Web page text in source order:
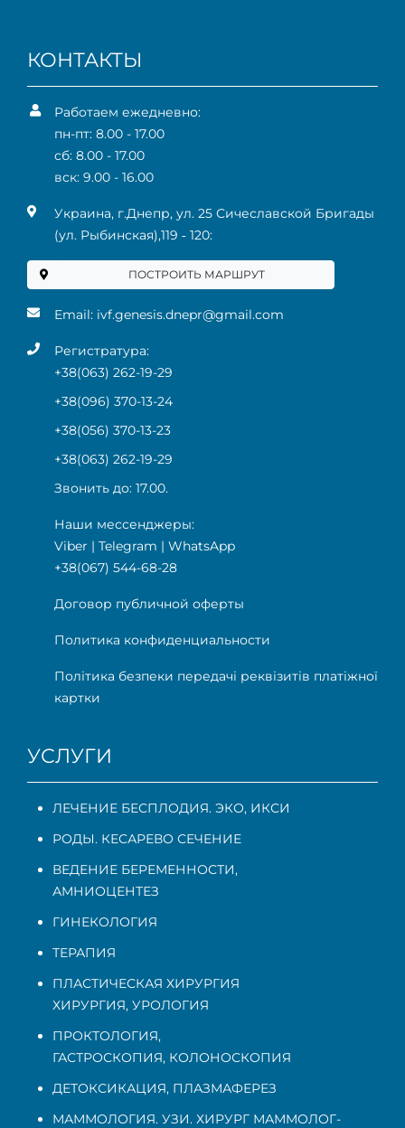
КОНТАКТЫ
Работаем ежедневно:
пн-пт: 8.00 - 17.00
сб: 8.00 - 17.00
вск: 9.00 - 16.00
Украина, г.Днепр, ул. 25 Сичеславской Бригады
(ул. Рыбинская),119 ‑ 120:
ПОСТРОИТЬ МАРШРУТ
Email: ivf.genesis.dnepr@gmail.com
Регистратура:
+38(063) 262-19-29
+38(096) 370-13-24
+38(056) 370-13-23
+38(063) 262-19-29
Звонить до: 17.00.
Наши мессенджеры:
Viber | Telegram | WhatsApp
+38(067) 544-68-28
Договор публичной оферты
Политика конфиденциальности
Політика безпеки передачі реквізитів платіжної
картки
УСЛУГИ
ЛЕЧЕНИЕ БЕСПЛОДИЯ. ЭКО, ИКСИ
РОДЫ. КЕСАРЕВО СЕЧЕНИЕ
ВЕДЕНИЕ БЕРЕМЕННОСТИ,
АМНИОЦЕНТЕЗ
ГИНЕКОЛОГИЯ
ТЕРАПИЯ
ПЛАСТИЧЕСКАЯ ХИРУРГИЯ
ХИРУРГИЯ, УРОЛОГИЯ
ПРОКТОЛОГИЯ,
ГАСТРОСКОПИЯ, КОЛОНОСКОПИЯ
ДЕТОКСИКАЦИЯ, ПЛАЗМАФЕРЕЗ
МАММОЛОГИЯ. УЗИ. ХИРУРГ МАММОЛОГ-